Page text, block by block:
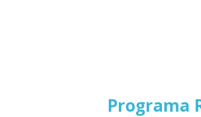
Programa